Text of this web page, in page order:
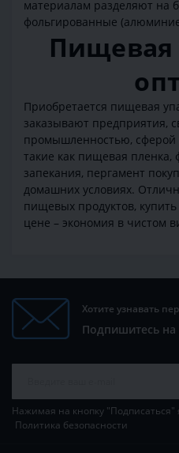
материалам разделяют на
фольгированные
Пищевая
Приобретается пищевая
заказывают предприятия,
промышленностью, сферой
такие как пищевая пленка,
запекания, пергамент
домашних условиях.
пищевых продуктов,
цене – экономия в чистом
Хотите узнавать
Подпишитесь
Нажимая на кнопку
Политика безопасности